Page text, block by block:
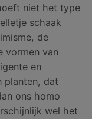
niet het type
schaak
de
vormen van
en
planten, dat
ons homo
wel het